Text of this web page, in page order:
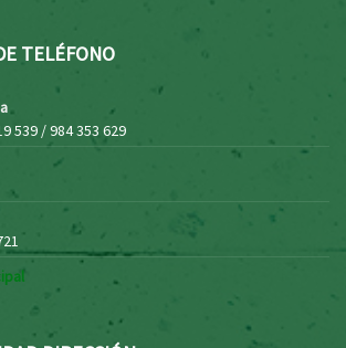
TELÉFONO
539 / 984 353 629